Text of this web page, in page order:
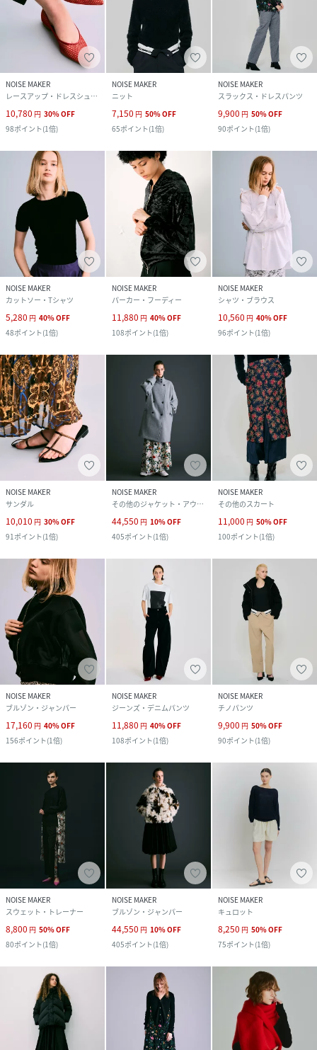
NOISE MAKER
レースアップ・ドレスシューズ
10,780 円 30%OFF
98ポイント(1倍)
NOISE MAKER
ニット
7,150 円 50%OFF
65ポイント(1倍)
NOISE MAKER
スラックス・ドレスパンツ
9,900 円 50%OFF
90ポイント(1倍)
NOISE MAKER
カットソー・Tシャツ
5,280 円 40%OFF
48ポイント(1倍)
NOISE MAKER
パーカー・フーディー
11,880 円 40%OFF
108ポイント(1倍)
NOISE MAKER
シャツ・ブラウス
10,560 円 40%OFF
96ポイント(1倍)
NOISE MAKER
サンダル
10,010 円 30%OFF
91ポイント(1倍)
NOISE MAKER
その他のジャケット・アウター
44,550 円 10%OFF
405ポイント(1倍)
NOISE MAKER
その他のスカート
11,000 円 50%OFF
100ポイント(1倍)
NOISE MAKER
ブルゾン・ジャンパー
17,160 円 40%OFF
156ポイント(1倍)
NOISE MAKER
ジーンズ・デニムパンツ
11,880 円 40%OFF
108ポイント(1倍)
NOISE MAKER
チノパンツ
9,900 円 50%OFF
90ポイント(1倍)
NOISE MAKER
スウェット・トレーナー
8,800 円 50%OFF
80ポイント(1倍)
NOISE MAKER
ブルゾン・ジャンパー
44,550 円 10%OFF
405ポイント(1倍)
NOISE MAKER
キュロット
8,250 円 50%OFF
75ポイント(1倍)